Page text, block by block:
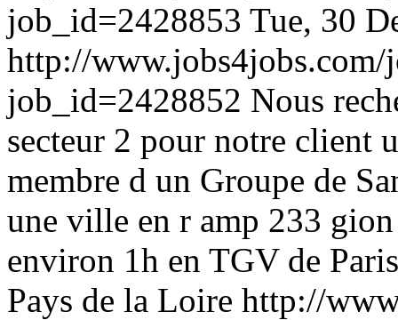
job_id=2428853 Tue, 30
http://www.jobs4jobs.com/
job_id=2428852 Nous
secteur 2 pour notre client
membre d un Groupe de
une ville en r amp 233
environ 1h en TGV de
Pays de la Loire http://